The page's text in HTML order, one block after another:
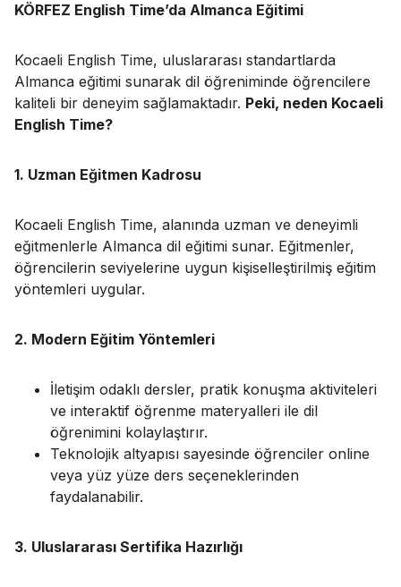
KÖRFEZ English Time’da Almanca Eğitimi
Kocaeli English Time, uluslararası standartlarda
Almanca eğitimi sunarak dil öğreniminde öğrencilere
kaliteli bir deneyim sağlamaktadır. Peki, neden Kocaeli
English Time?
1. Uzman Eğitmen Kadrosu
Kocaeli English Time, alanında uzman ve deneyimli
eğitmenlerle Almanca dil eğitimi sunar. Eğitmenler,
öğrencilerin seviyelerine uygun kişiselleştirilmiş eğitim
yöntemleri uygular.
2. Modern Eğitim Yöntemleri
İletişim odaklı dersler, pratik konuşma aktiviteleri
ve interaktif öğrenme materyalleri ile dil
öğrenimini kolaylaştırır.
Teknolojik altyapısı sayesinde öğrenciler online
veya yüz yüze ders seçeneklerinden
faydalanabilir.
3. Uluslararası Sertifika Hazırlığı